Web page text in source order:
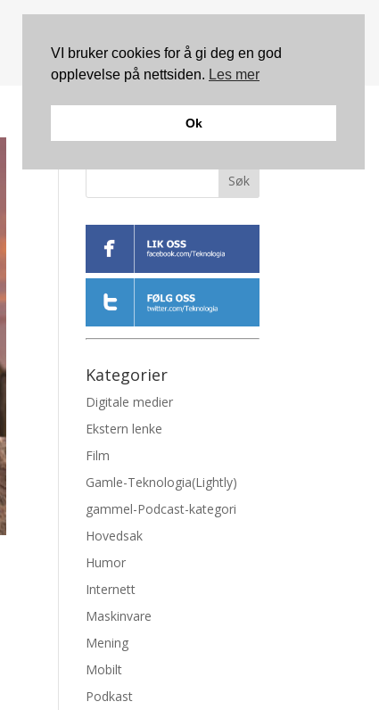
Søk
Kategorier
Digitale medier
Ekstern lenke
Film
Gamle-Teknologia(Lightly)
gammel-Podcast-kategori
Hovedsak
Humor
Internett
Maskinvare
Mening
Mobilt
Podkast
VI bruker cookies for å gi deg en god
opplevelse på nettsiden. Les mer
Ok